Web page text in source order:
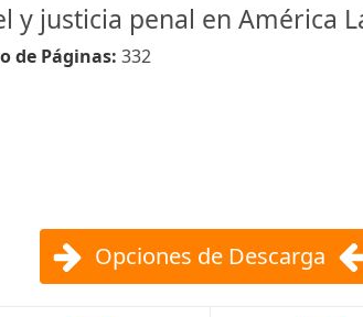
y justicia penal en América
de Páginas: 332
Opciones de Descarga